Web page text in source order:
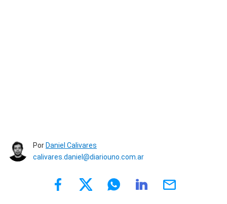
Por Daniel Calivares
calivares.daniel@diariouno.com.ar